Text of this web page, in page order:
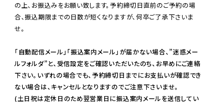
の上、お振込みをお願い致します。予約締切日直前のご予約の場
合、振込期限までの日数が短くなりますが、何卒ご了承下さいま
せ。
「自動配信メール」「振込案内メール」が届かない場合、”迷惑メー
ルフォルダ”と、受信設定をご確認いただいたのち、お早めにご連絡
下さい。いずれの場合でも、予約締切日までにお支払いが確認でき
ない場合は、キャンセルとなりますのでご注意下さいませ。
(土日祝は定休日のため翌営業日に振込案内メールを送信してい